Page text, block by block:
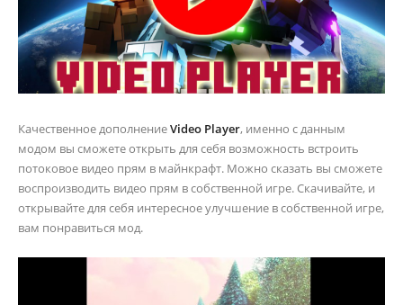
Качественное дополнениеVideo Player, именно с данным
модом вы сможете открыть для себя возможность встроить
потоковое видео прям в майнкрафт. Можно сказать вы сможете
воспроизводить видео прям в собственной игре. Скачивайте, и
открывайте для себя интересное улучшение в собственной игре,
вам понравиться мод.